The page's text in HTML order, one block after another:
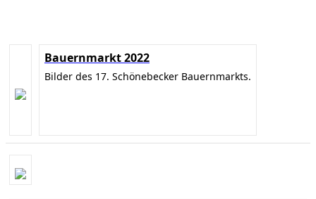
Bauernmarkt 2022
Bilder des 17. Schönebecker Bauernmarkts.